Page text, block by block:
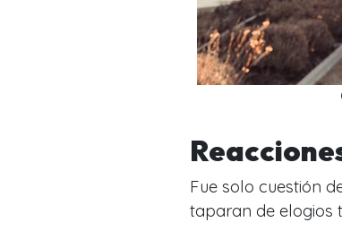
Fue solo cuestión
taparan de elogios